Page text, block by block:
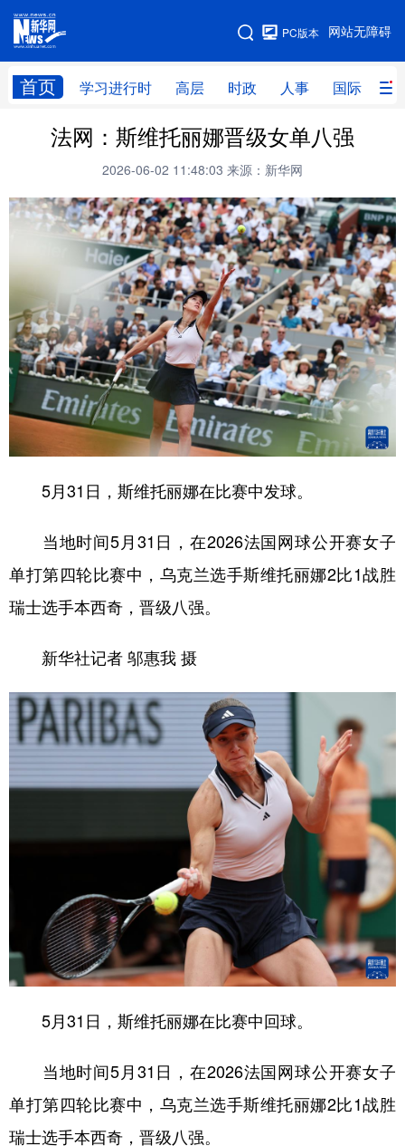
网站无障碍
PC版本
首页 学习进行时 高层 时政 人事 国际 财
网站地图
学习进行时 高层 时政 人事
财经 网评
台湾 思客智库 全球连线 教育
科创 量子 体育
书画 健康 军事
访谈 视频 图片 政务
法律 中央文件 金融 汽车
食品 人居 信息化 数字经济
乡村振兴 银龄 溯源中国
一带一路 亚太网 上市公司
地方频道
北京 天津 河北
辽宁 吉林 上海 江苏
福建 江西
湖北 湖南
海南 重庆
贵州 西藏
陕西 青海 宁夏
新疆 内蒙古 黑龙江
多语种频道
English Español Français عربى
Русский язык 日本語 한국어
法网：斯维托丽娜晋级女单八强
2026-06-02 11:48:03 来源：新华网
5月31日，斯维托丽娜在比赛中发球。
当地时间5月31日，在2026法国网球公开赛女子
单打第四轮比赛中，乌克兰选手斯维托丽娜2比1战胜
瑞士选手本西奇，晋级八强。
新华社记者 邬惠我 摄
5月31日，斯维托丽娜在比赛中回球。
当地时间5月31日，在2026法国网球公开赛女子
单打第四轮比赛中，乌克兰选手斯维托丽娜2比1战胜
瑞士选手本西奇，晋级八强。